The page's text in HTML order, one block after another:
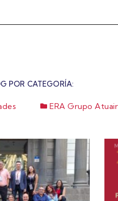
POR CATEGORÍA:
ERA Grupo